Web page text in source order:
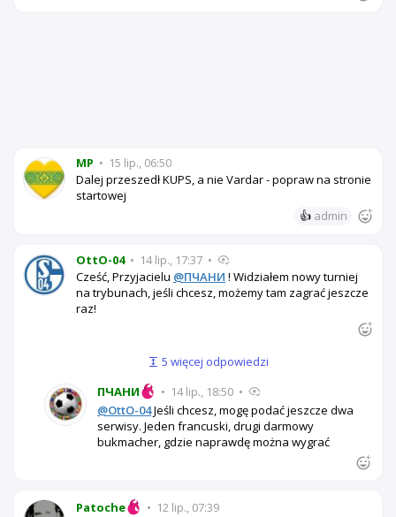
MP • 15 lip., 06:50
Dalej przeszedł KUPS, a nie Vardar - popraw na stronie
startowej
👍 admin
OttO-04 • 14 lip., 17:37 •
Cześć, Przyjacielu @ПЧАНИ ! Widziałem nowy turniej
na trybunach, jeśli chcesz, możemy tam zagrać jeszcze
raz!
5 więcej odpowiedzi
ПЧАНИ
• 14 lip., 18:50 •
@OttO-04Jeśli chcesz, mogę podać jeszcze dwa
serwisy. Jeden francuski, drugi darmowy
bukmacher, gdzie naprawdę można wygrać
Patoche • 12 lip., 07:39